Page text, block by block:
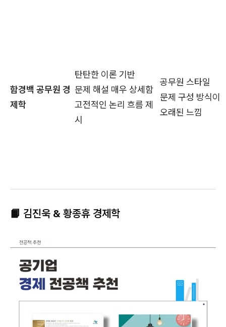
함경백 공무원 경
제학
탄탄한 이론 기반
문제 해설 매우 상세함
고전적인 논리 흐름 제
시
공무원 스타일
문제 구성 방식이
오래된 느낌
📙 김진욱 & 황종휴 경제학